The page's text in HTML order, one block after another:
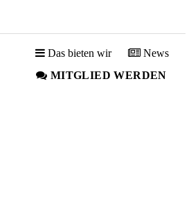
Das bieten wir
News
MITGLIED WERDEN